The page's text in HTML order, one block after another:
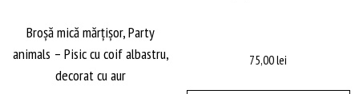
Broșă mică mărțișor, Party
animals – Pisic cu coif albastru,
decorat cu aur
75,00lei